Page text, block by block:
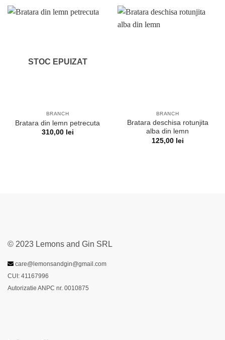
STOC EPUIZAT
BRANCH
Bratara din lemn petrecuta
310,00 lei
BRANCH
Bratara deschisa rotunjita
alba din lemn
125,00 lei
© 2023 Lemons and Gin SRL
care@lemonsandgin@gmail.com
CUI: 41167996
Autorizatie ANPC nr. 0010875